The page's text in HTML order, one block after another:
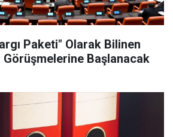
Paketi" Olarak Bilinen
Görüşmelerine Başlanacak